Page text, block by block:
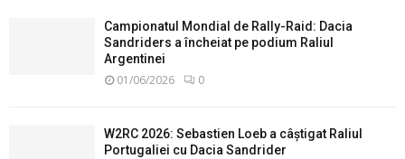
Campionatul Mondial de Rally-Raid: Dacia
Sandriders a încheiat pe podium Raliul
Argentinei
01/06/2026 0
W2RC 2026: Sebastien Loeb a câștigat Raliul
Portugaliei cu Dacia Sandrider